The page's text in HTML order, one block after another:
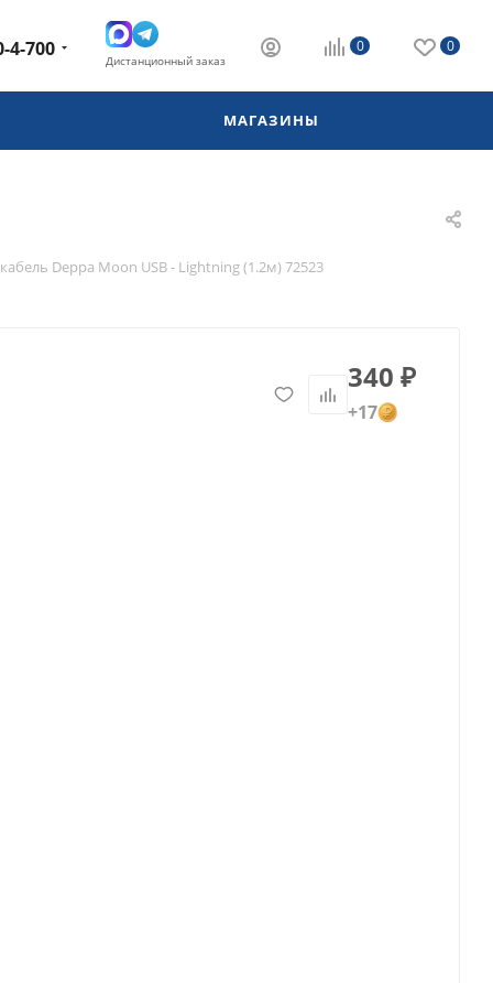
4-700 Дистанционный заказ
0 0
МАГАЗИНЫ
кабель Deppa Moon USB - Lightning (1.2м) 72523
340 ₽
+17